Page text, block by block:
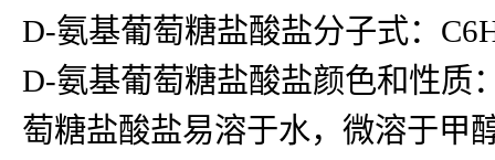
D-氨基葡萄糖盐酸盐分子式：
D-氨基葡萄糖盐酸盐颜色和性质
萄糖盐酸盐易溶于水，微溶于甲